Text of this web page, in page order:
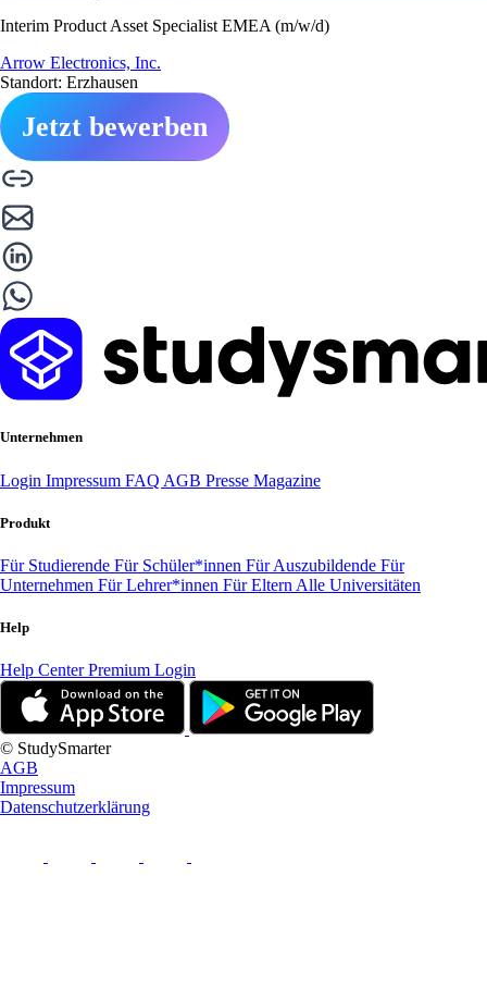
Interim Product Asset Specialist EMEA (m/w/d)
Arrow Electronics, Inc.
Standort: Erzhausen
Jetzt bewerben
Unternehmen
Login Impressum FAQ AGB Presse Magazine
Produkt
Für Studierende Für Schüler*innen Für Auszubildende Für
Unternehmen Für Lehrer*innen Für Eltern Alle Universitäten
Help
Help CenterPremium Login
© StudySmarter
AGB
Impressum
Datenschutzerklärung